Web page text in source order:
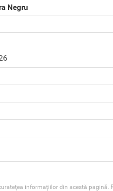
Negru
informaţiilor din acestă pagină.